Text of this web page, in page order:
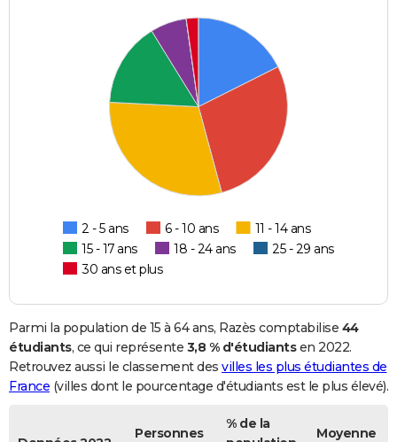
2 - 5 ans 6 - 10 ans
11 - 14 ans
15 - 17 ans
18 - 24 ans
25 - 29 ans
30 ans et plus
Parmi la population de 15 à 64 ans, Razès comptabilise 44
étudiants, ce qui représente 3,8 % d'étudiantsen 2022.
Retrouvez aussi le classement des villes les plus étudiantes de
France (villes dont le pourcentage d'étudiants est le plus élevé).
Personnes
% de la
Moyenne